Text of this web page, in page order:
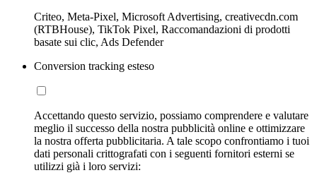
Criteo, Meta-Pixel, Microsoft Advertising, creativecdn.com
(RTBHouse), TikTok Pixel, Raccomandazioni di prodotti
basate sui clic, Ads Defender
Conversion tracking esteso
Accettando questo servizio, possiamo comprendere e valutare
meglio il successo della nostra pubblicità online e ottimizzare
la nostra offerta pubblicitaria. A tale scopo confrontiamo i tuoi
dati personali crittografati con i seguenti fornitori esterni se
utilizzi già i loro servizi: